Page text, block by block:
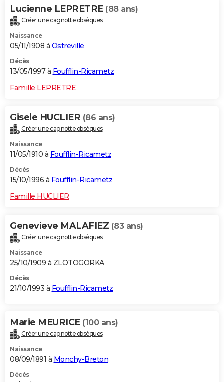
Lucienne LEPRETRE (88 ans)
Créer une cagnotte obsèques
Naissance
05/11/1908 à Ostreville
Décès
13/05/1997 à Foufflin-Ricametz
Famille LEPRETRE
Gisele HUCLIER (86 ans)
Créer une cagnotte obsèques
Naissance
11/05/1910 à Foufflin-Ricametz
Décès
15/10/1996 à Foufflin-Ricametz
Famille HUCLIER
Genevieve MALAFIEZ (83 ans)
Créer une cagnotte obsèques
Naissance
25/10/1909 à ZLOTOGORKA
Décès
21/10/1993 à Foufflin-Ricametz
Marie MEURICE (100 ans)
Créer une cagnotte obsèques
Naissance
08/09/1891 à Monchy-Breton
Décès